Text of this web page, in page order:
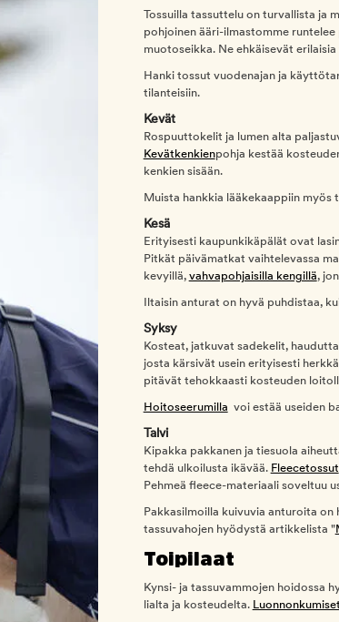
Tossuilla tassuttelu on turvallista ja
pohjoinen ääri-ilmastomme
muotoseikka. Ne ehkäisevät
Hanki tossut vuodenajan ja
tilanteisiin.
Kevät
Rospuuttokelit ja lumen alta
Kevätkenkienpohja kestää
kenkien sisään.
Muista hankkia lääkekaappiin myös
Kesä
Erityisesti kaupunkikäpälät ovat
Pitkät päivämatkat vaihtelevassa
kevyillä, vahvapohjaisilla kengillä,
Iltaisin anturat on hyvä puhdistaa,
Syksy
Kosteat, jatkuvat sadekelit,
josta kärsivät usein erityisesti
pitävät tehokkaasti kosteuden
Hoitoseerumilla voi estää useiden
Talvi
Kipakka pakkanen ja tiesuola
tehdä ulkoilusta ikävää. Fleecetossut
Pehmeä fleece-materiaali soveltuu
Pakkasilmoilla kuivuvia anturoita
tassuvahojen hyödystä artikkelista "
Toipilaat
Kynsi- ja tassuvammojen hoidossa
lialta ja kosteudelta.